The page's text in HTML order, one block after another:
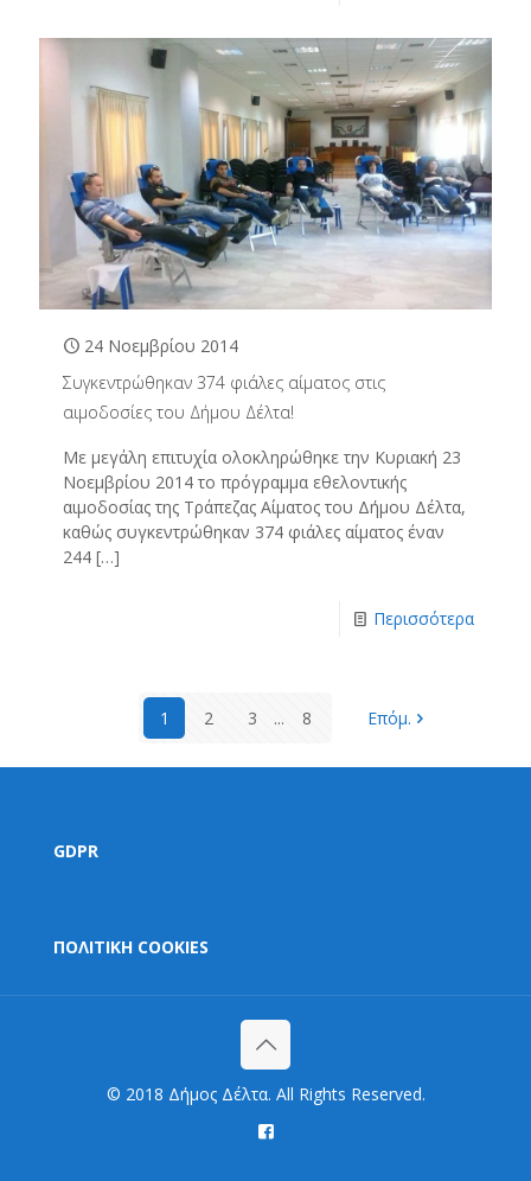
24 Νοεμβρίου 2014
Συγκεντρώθηκαν 374 φιάλες αίματος στις
αιμοδοσίες του Δήμου Δέλτα!
Με μεγάλη επιτυχία ολοκληρώθηκε την Κυριακή 23
Νοεμβρίου 2014 το πρόγραμμα εθελοντικής
αιμοδοσίας της Τράπεζας Αίματος του Δήμου Δέλτα,
καθώς συγκεντρώθηκαν 374 φιάλες αίματος έναν
244 […]
Περισσότερα
1 2 3 ... 8 Επόμ.
GDPR
ΠΟΛΙΤΙΚΗ COOKIES
© 2018 Δήμος Δέλτα. All Rights Reserved.